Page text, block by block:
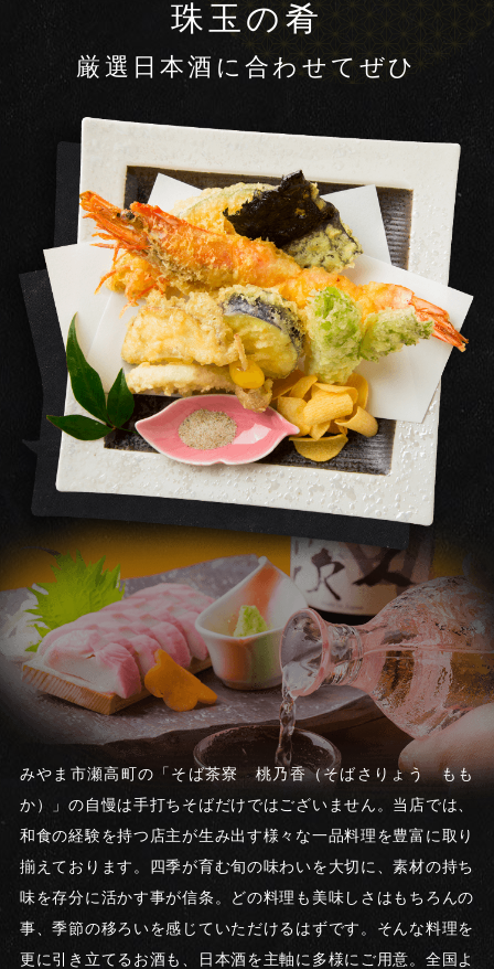
珠玉の肴
厳選日本酒に合わせてぜひ
みやま市瀬高町の「そば茶寮 桃乃香（そばさりょう もも
か）」の自慢は手打ちそばだけではございません。当店では、
和食の経験を持つ店主が生み出す様々な一品料理を豊富に取り
揃えております。四季が育む旬の味わいを大切に、素材の持ち
味を存分に活かす事が信条。どの料理も美味しさはもちろんの
事、季節の移ろいを感じていただけるはずです。そんな料理を
更に引き立てるお酒も、日本酒を主軸に多様にご用意。全国よ